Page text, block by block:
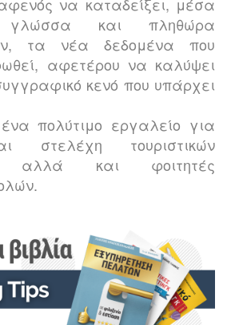
και πληθώρα
τα νέα δεδομένα που
αφετέρου να καλύψει
κενό που υπάρχει
πολύτιμο εργαλείο για
στελέχη τουριστικών
αλλά και φοιτητές